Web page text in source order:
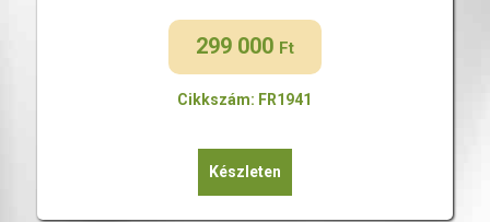
299 000 Ft
Cikkszám: FR1941
Készleten